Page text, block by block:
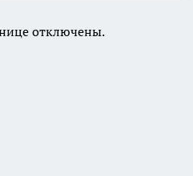
отключены.